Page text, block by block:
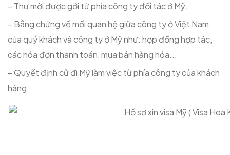
– Thư mời được gởi từ phía công ty đối tác ở Mỹ.
– Bằng chứng về mối quan hệ giữa công ty ở Việt Nam
của quý khách và công ty ở Mỹ như: hợp đồng hợp tác,
các hóa đơn thanh toán, mua bán hàng hóa...
– Quyết định cử đi Mỹ làm việc từ phía công ty của khách
hàng.